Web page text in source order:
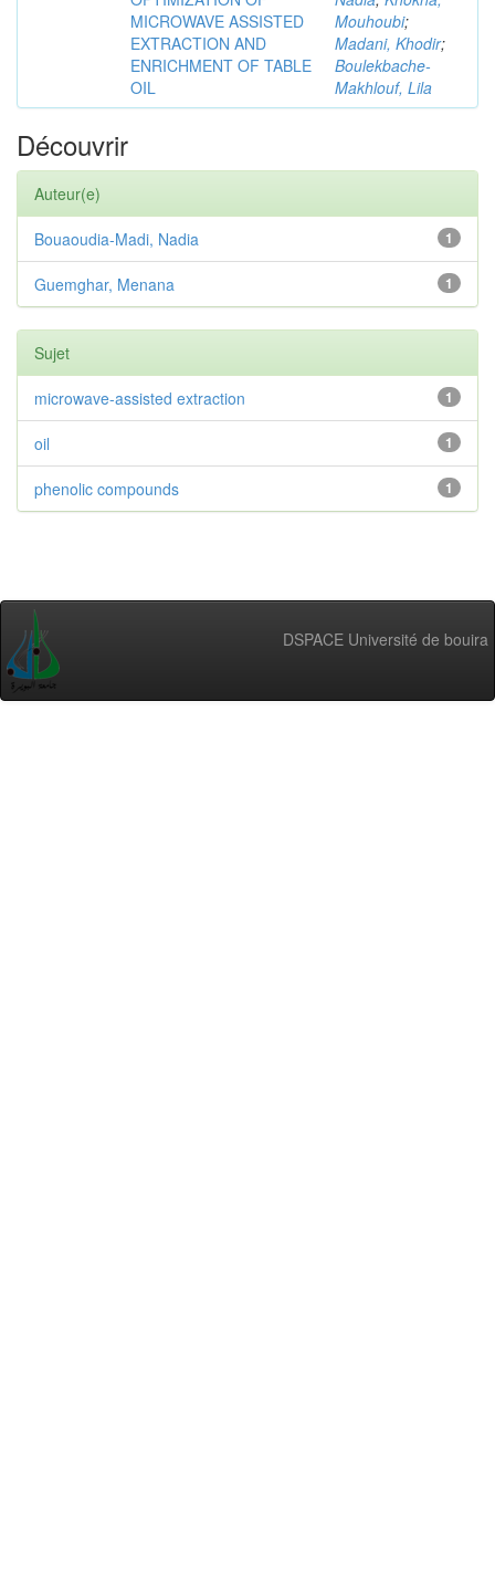
MICROWAVE ASSISTED
EXTRACTION AND
ENRICHMENT OF TABLE
OIL
Mouhoubi;
Madani, Khodir;
Boulekbache-
Makhlouf, Lila
Découvrir
Auteur(e)
1
Bouaoudia-Madi, Nadia
1
Guemghar, Menana
Sujet
1
microwave-assisted extraction
1
oil
1
phenolic compounds
DSPACE Université de bouira